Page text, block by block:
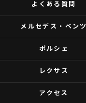
よくある質問
メルセデス・ベンツ
ポルシェ
レクサス
アクセス